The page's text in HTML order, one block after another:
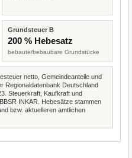
Grundsteuer B
200 % Hebesatz
bebaute/bebaubare Grundstücke
netto, Gemeindeanteile und
Regionaldatenbank Deutschland
Steuerkraft, Kaufkraft und
INKAR. Hebesätze stammen
bzw. aktuelleren amtlichen